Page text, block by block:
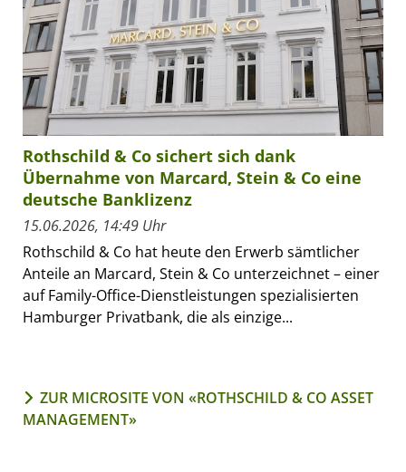
Rothschild & Co sichert sich dank
Übernahme von Marcard, Stein & Co eine
deutsche Banklizenz
15.06.2026, 14:49 Uhr
Rothschild & Co hat heute den Erwerb sämtlicher
Anteile an Marcard, Stein & Co unterzeichnet – einer
auf Family-Office-Dienstleistungen spezialisierten
Hamburger Privatbank, die als einzige...
ZUR MICROSITE VON «ROTHSCHILD & CO ASSET
MANAGEMENT»